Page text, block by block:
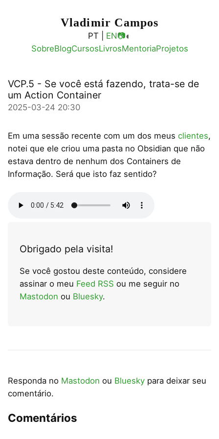
Vladimir Campos
PT | EN📷◐
SobreBlogCursosLivrosMentoriaProjetos
VCP.5 - Se você está fazendo, trata-se de
um Action Container
2025-03-24 20:30
Em uma sessão recente com um dos meus clientes,
notei que ele criou uma pasta no Obsidian que não
estava dentro de nenhum dos Containers de
Informação. Será que isto faz sentido?
Obrigado pela visita!
Se você gostou deste conteúdo, considere
assinar o meu Feed RSS ou me seguir no
Mastodon ou Bluesky.
Responda no Mastodon ou Bluesky para deixar seu
comentário.
Comentários